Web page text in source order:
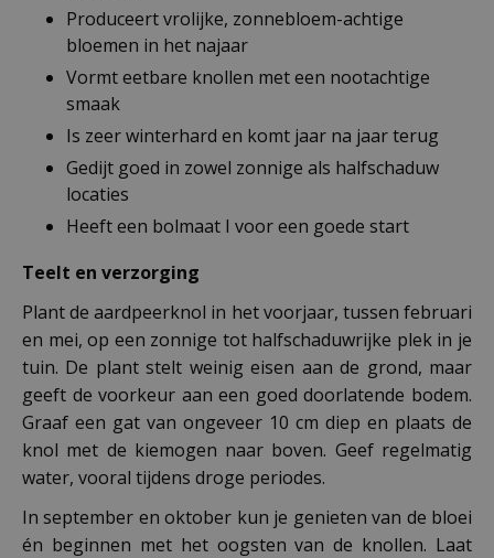
Produceert vrolijke, zonnebloem-achtige
bloemen in het najaar
Vormt eetbare knollen met een nootachtige
smaak
Is zeer winterhard en komt jaar na jaar terug
Gedijt goed in zowel zonnige als halfschaduw
locaties
Heeft een bolmaat I voor een goede start
Teelt en verzorging
Plant de aardpeerknol in het voorjaar, tussen februari
en mei, op een zonnige tot halfschaduwrijke plek in je
tuin. De plant stelt weinig eisen aan de grond, maar
geeft de voorkeur aan een goed doorlatende bodem.
Graaf een gat van ongeveer 10 cm diep en plaats de
knol met de kiemogen naar boven. Geef regelmatig
water, vooral tijdens droge periodes.
In september en oktober kun je genieten van de bloei
én beginnen met het oogsten van de knollen. Laat